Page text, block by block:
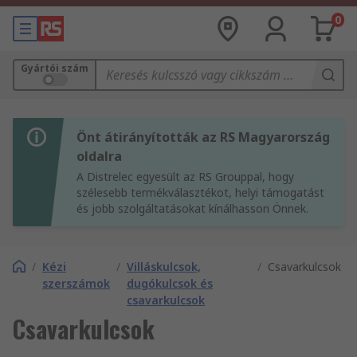
0
Gyártói szám
Önt átirányították az RS Magyarország
oldalra
A Distrelec egyesült az RS Grouppal, hogy
szélesebb termékválasztékot, helyi támogatást
és jobb szolgáltatásokat kínálhasson Önnek.
/ Kézi
szerszámok
/ Villáskulcsok,
dugókulcsok és
csavarkulcsok
/ Csavarkulcsok
Csavarkulcsok